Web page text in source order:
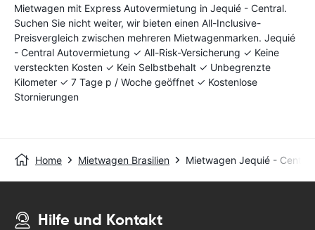
Mietwagen mit Express Autovermietung in Jequié - Central.
Suchen Sie nicht weiter, wir bieten einen All-Inclusive-
Preisvergleich zwischen mehreren Mietwagenmarken. Jequié
- Central Autovermietung ✓ All-Risk-Versicherung ✓ Keine
versteckten Kosten ✓ Kein Selbstbehalt ✓ Unbegrenzte
Kilometer ✓ 7 Tage p / Woche geöffnet ✓ Kostenlose
Stornierungen
Home Mietwagen Brasilien Mietwagen Jequié - Central
Hilfe und Kontakt